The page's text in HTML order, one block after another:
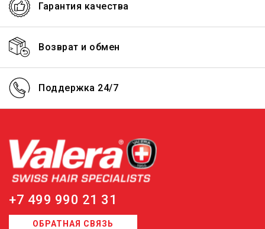
Гарантия качества
Возврат и обмен
Поддержка 24/7
+7 499 990 21 31
ОБРАТНАЯ СВЯЗЬ